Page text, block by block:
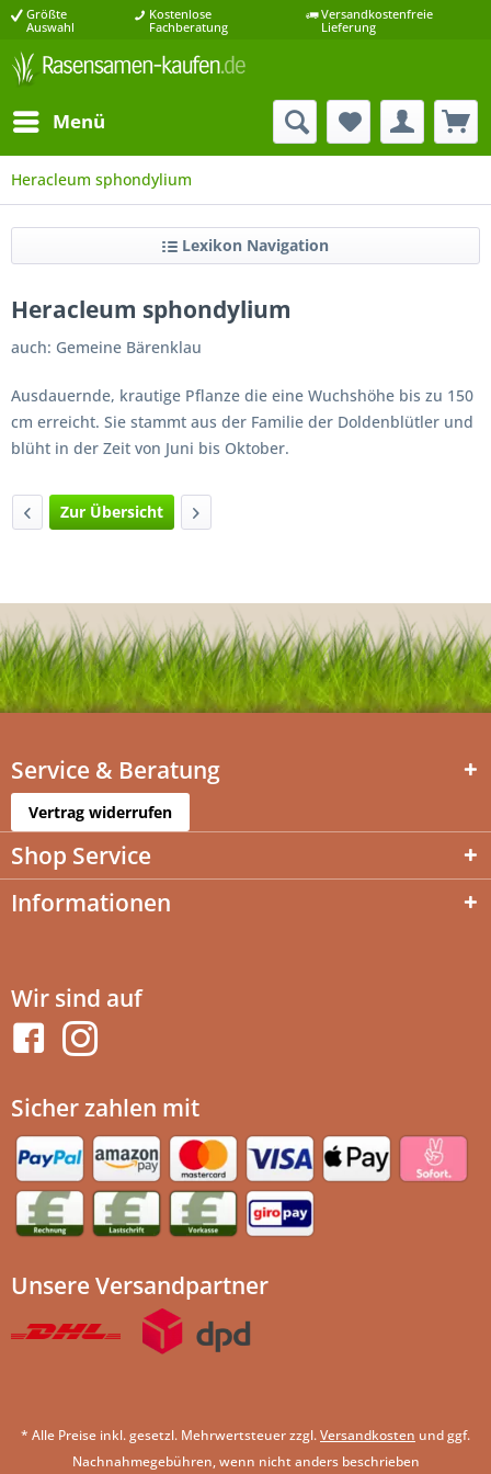
Größte
Auswahl
Kostenlose
Fachberatung
Versandkostenfreie
Lieferung
Menü
Heracleum sphondylium
Lexikon Navigation
Heracleum sphondylium
auch: Gemeine Bärenklau
Ausdauernde, krautige Pflanze die eine Wuchshöhe bis zu 150
cm erreicht. Sie stammt aus der Familie der Doldenblütler und
blüht in der Zeit von Juni bis Oktober.
Zur Übersicht
Service & Beratung
Vertrag widerrufen
Shop Service
Informationen
Wir sind auf
Sicher zahlen mit
Unsere Versandpartner
* Alle Preise inkl. gesetzl. Mehrwertsteuer zzgl.Versandkosten und ggf.
Nachnahmegebühren, wenn nicht anders beschrieben